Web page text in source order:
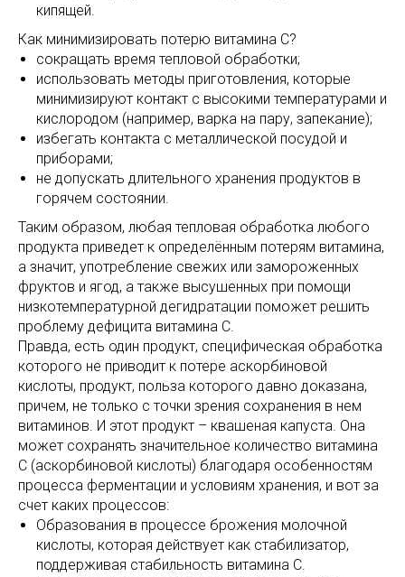
кипящей.
Как минимизировать потерю витамина С?
сокращать время тепловой обработки;
использовать методы приготовления, которые
минимизируют контакт с высокими температурами и
кислородом (например, варка на пару, запекание);
избегать контакта с металлической посудой и
приборами;
не допускать длительного хранения продуктов в
горячем состоянии.
Таким образом, любая тепловая обработка любого
продукта приведет к определённым потерям витамина,
а значит, употребление свежих или замороженных
фруктов и ягод, а также высушенных при помощи
низкотемпературной дегидратации поможет решить
проблему дефицита витамина С.
Правда, есть один продукт, специфическая обработка
которого не приводит к потере аскорбиновой
кислоты, продукт, польза которого давно доказана,
причем, не только с точки зрения сохранения в нем
витаминов. И этот продукт – квашеная капуста. Она
может сохранять значительное количество витамина
С (аскорбиновой кислоты) благодаря особенностям
процесса ферментации и условиям хранения, и вот за
счет каких процессов:
Образования в процессе брожения молочной
кислоты, которая действует как стабилизатор,
поддерживая стабильность витамина С.